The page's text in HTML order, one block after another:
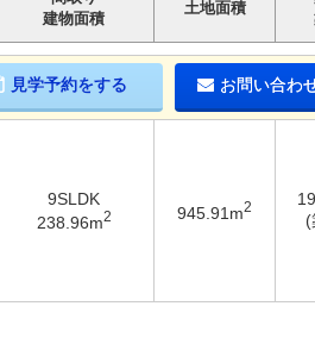
建物面積
土地面積
見学予約をする お問い合わ
9SLDK
238.96m2 945.91m2
(